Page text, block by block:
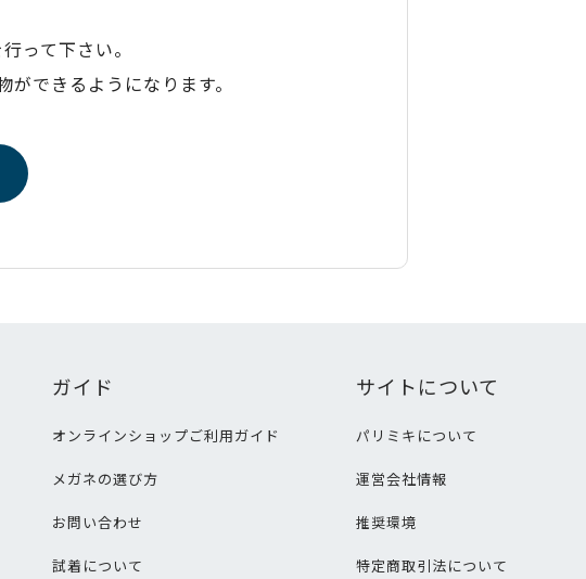
って下さい。
できるようになります。
ガイド
オンラインショップご利用ガイド
メガネの選び方
お問い合わせ
試着について
サイトについて
パリミキについて
運営会社情報
推奨環境
特定商取引法について